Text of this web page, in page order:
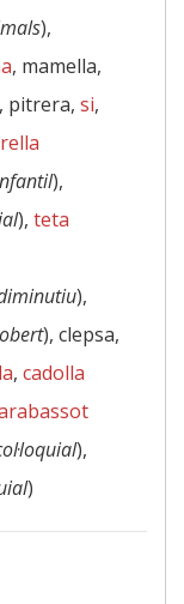
),
, mamella,
pitrera, si,
),
), teta
),
), clepsa,
, cadolla
),
)